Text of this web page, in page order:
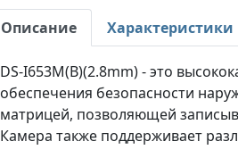
Описание Характеристики
DS-I653M(B)(2.8mm) - это
обеспечения безопасности
матрицей, позволяющей
Камера также поддерживает